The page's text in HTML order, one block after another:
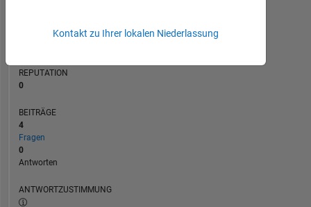
REPUTATION
0
BEITRÄGE
4
Fragen
0
Antworten
ANTWORTZUSTIMMUNG
Kontakt zu Ihrer lokalen Niederlassung